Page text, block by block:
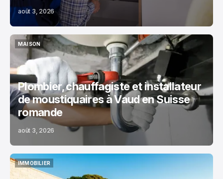
août 3, 2026
MAISON
MAISON
Plombier, chauffagiste et installateur
de moustiquaires à Vaud en Suisse
romande
août 3, 2026
IMMOBILIER
IMMOBILIER